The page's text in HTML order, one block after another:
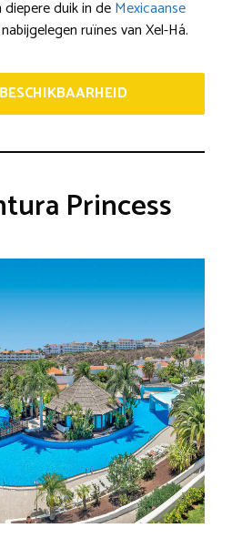
duik in deMexicaanse
ruïnes van Xel-Há.
Princess